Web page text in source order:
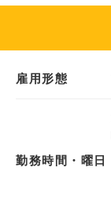
雇用形態
勤務時間・曜日